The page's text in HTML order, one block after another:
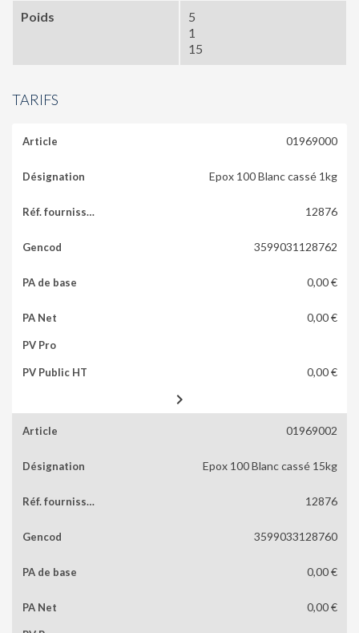
Poids
5
1
15
TARIFS
01969000
Epox 100 Blanc cassé 1kg
12876
3599031128762
0,00 €
0,00 €
0,00 €

01969002
Epox 100 Blanc cassé 15kg
12876
3599033128760
0,00 €
0,00 €